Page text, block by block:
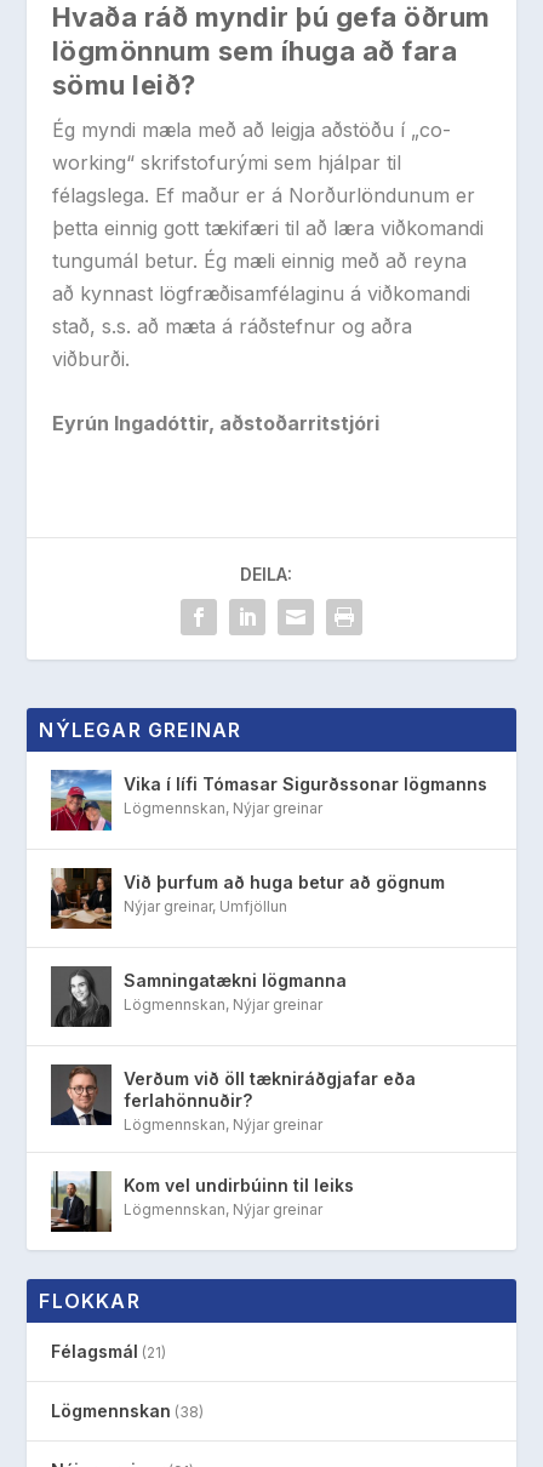
Hvaða ráð myndir þú gefa öðrum
lögmönnum sem íhuga að fara
sömu leið?
Ég myndi mæla með að leigja aðstöðu í „co-
working“ skrifstofurými sem hjálpar til
félagslega. Ef maður er á Norðurlöndunum er
þetta einnig gott tækifæri til að læra viðkomandi
tungumál betur. Ég mæli einnig með að reyna
að kynnast lögfræðisamfélaginu á viðkomandi
stað, s.s. að mæta á ráðstefnur og aðra
viðburði.
Eyrún Ingadóttir, aðstoðarritstjóri
DEILA:
NÝLEGAR GREINAR
Vika í lífi Tómasar Sigurðssonar lögmanns
Lögmennskan, Nýjar greinar
Við þurfum að huga betur að gögnum
Nýjar greinar, Umfjöllun
Samningatækni lögmanna
Lögmennskan, Nýjar greinar
Verðum við öll tækniráðgjafar eða
ferlahönnuðir?
Lögmennskan, Nýjar greinar
Kom vel undirbúinn til leiks
Lögmennskan, Nýjar greinar
FLOKKAR
Félagsmál (21)
Lögmennskan (38)